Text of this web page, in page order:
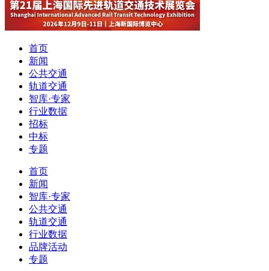
首页
新闻
公共交通
轨道交通
智库·专家
行业数据
招标
中标
专题
首页
新闻
智库·专家
公共交通
轨道交通
行业数据
品牌活动
专题